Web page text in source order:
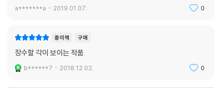
a*******a 2019.01.07. 0
종이책 구매
장수할 각이 보이는 작품.
b******7 2018.12.02. 0